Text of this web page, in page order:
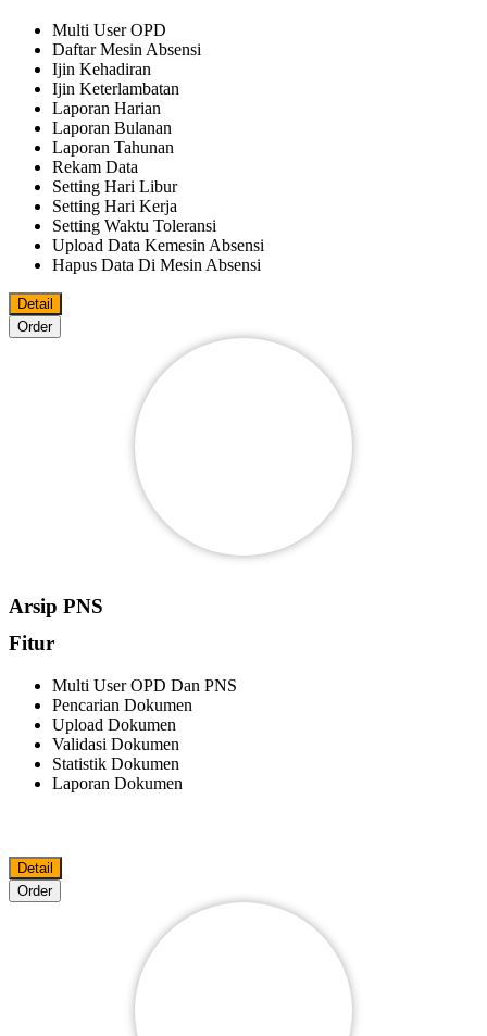
Multi User OPD
Daftar Mesin Absensi
Ijin Kehadiran
Ijin Keterlambatan
Laporan Harian
Laporan Bulanan
Laporan Tahunan
Rekam Data
Setting Hari Libur
Setting Hari Kerja
Setting Waktu Toleransi
Upload Data Kemesin Absensi
Hapus Data Di Mesin Absensi
Detail
Order
Arsip PNS
Fitur
Multi User OPD Dan PNS
Pencarian Dokumen
Upload Dokumen
Validasi Dokumen
Statistik Dokumen
Laporan Dokumen
Detail
Order